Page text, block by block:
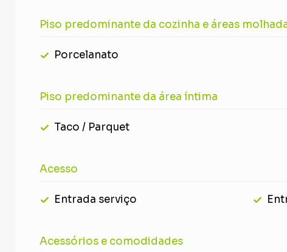
Piso predominante da cozinha e áreas
Porcelanato
Piso predominante da área íntima
Taco / Parquet
Acesso
Entrada serviço
Acessórios e comodidades